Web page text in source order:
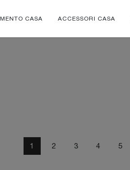
CASA ACCESSORI CASA
1 2 3 4 5